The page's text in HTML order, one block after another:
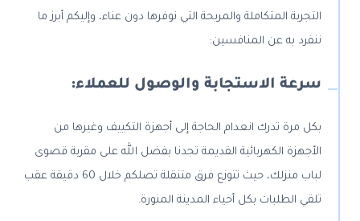
التجربة المتكاملة والمريحة التي نوفرها دون عناء، وإليكم أبرز ما
ننفرد به عن المنافسين:
سرعة الاستجابة والوصول للعملاء:
بكل مرة تدرك انعدام الحاجة إلى أجهزة التكييف وغيرها من
الأجهزة الكهربائية القديمة تجدنا بفضل الله على مقربة قصوى
لباب منزلك، حيث تتوزع فرق متنقلة تصلكم خلال 60 دقيقة عقب
تلقي الطلبات بكل أحياء المدينة المنورة.